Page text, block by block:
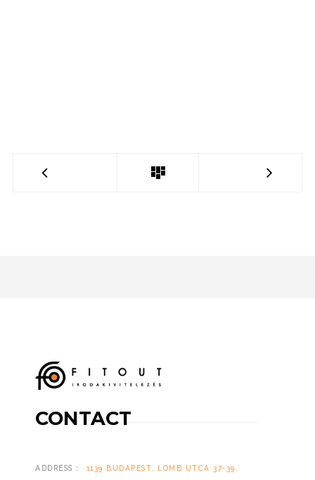
CONTACT
ADDRESS :
1139 BUDAPEST, LOMB UTCA 37-39.